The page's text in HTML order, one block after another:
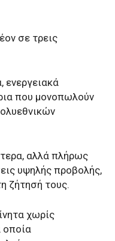
σε τρεις
ενεργειακά
που μονοπωλούν
αλλά πλήρως
υψηλής προβολής,
ζήτησή τους.
χωρίς
οποία